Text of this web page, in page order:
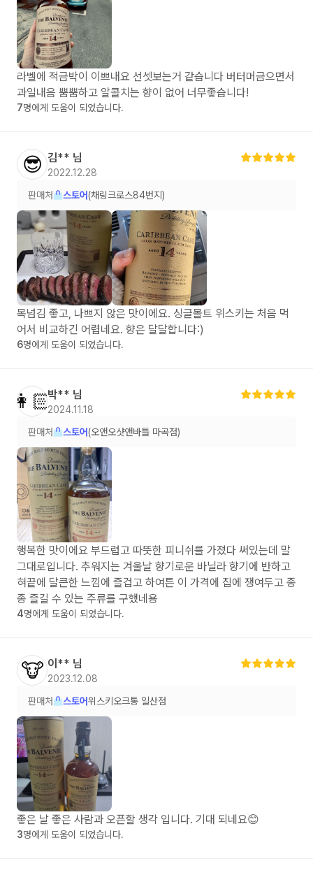
라벨에 적금박이 이쁘내요 선셋보는거 같습니다 버터머금으면서
과일내음 뿜뿜하고 알콜치는 향이 없어 너무좋습니다!
7명에게 도움이 되었습니다.
😎 김** 님
2022.12.28
판매처 스토어 (채링크로스84번지)
목넘김 좋고, 나쁘지 않은 맛이에요. 싱글몰트 위스키는 처음 먹
어서 비교하긴 어렵네요. 향은 달달합니다:)
6명에게 도움이 되었습니다.
👩🏻박** 님
2024.11.18
판매처 스토어 (오앤오샷앤바틀 마곡점)
행복한 맛이에요 부드럽고 따뜻한 피니쉬를 가졌다 써있는데 말
그대로입니다. 추워지는 겨울날 향기로운 바닐라 향기에 반하고
혀끝에 달큰한 느낌에 즐겁고 하여튼 이 가격에 집에 쟁여두고 종
종 즐길 수 있는 주류를 구했네용
4명에게 도움이 되었습니다.
🐮 이** 님
2023.12.08
판매처 스토어위스키오크통 일산점
좋은 날 좋은 사람과 오픈할 생각 입니다. 기대 되네요😊
3명에게 도움이 되었습니다.